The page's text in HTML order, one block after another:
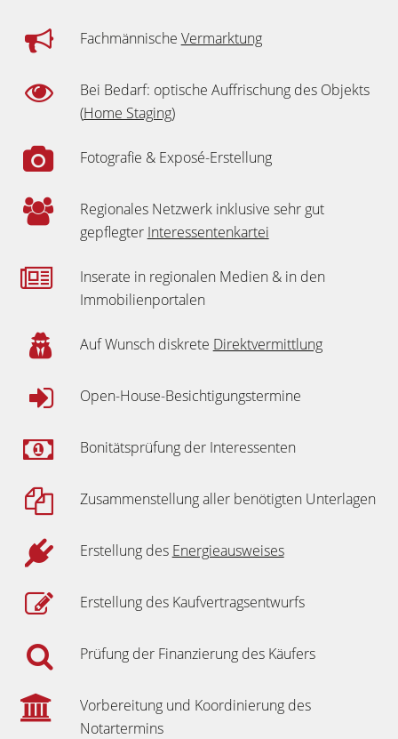
Fachmännische Vermarktung
Bei Bedarf: optische Auffrischung des Objekts
(Home Staging)
Fotografie & Exposé-Erstellung
Regionales Netzwerk inklusive sehr gut
gepflegter Interessentenkartei
Inserate in regionalen Medien & in den
Immobilienportalen
Auf Wunsch diskrete Direktvermittlung
Open-House-Besichtigungstermine
Bonitätsprüfung der Interessenten
Zusammenstellung aller benötigten Unterlagen
Erstellung des Energieausweises
Erstellung des Kaufvertragsentwurfs
Prüfung der Finanzierung des Käufers
Vorbereitung und Koordinierung des
Notartermins